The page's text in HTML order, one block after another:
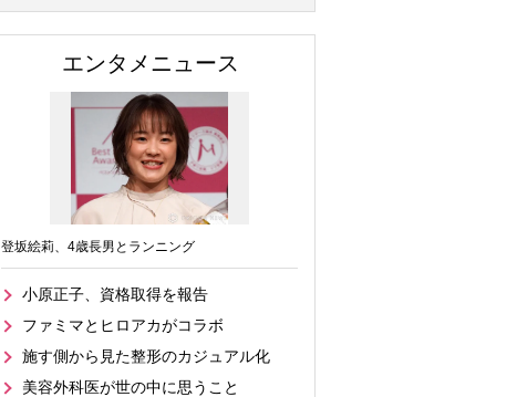
エンタメニュース
登坂絵莉、4歳長男とランニング
小原正子、資格取得を報告
ファミマとヒロアカがコラボ
施す側から見た整形のカジュアル化
美容外科医が世の中に思うこと